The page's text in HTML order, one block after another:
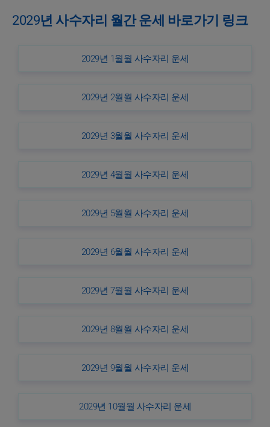
2029년 사수자리 월간 운세 바로가기 링크
2029년 1월월 사수자리 운세
2029년 2월월 사수자리 운세
2029년 3월월 사수자리 운세
2029년 4월월 사수자리 운세
2029년 5월월 사수자리 운세
2029년 6월월 사수자리 운세
2029년 7월월 사수자리 운세
2029년 8월월 사수자리 운세
2029년 9월월 사수자리 운세
2029년 10월월 사수자리 운세